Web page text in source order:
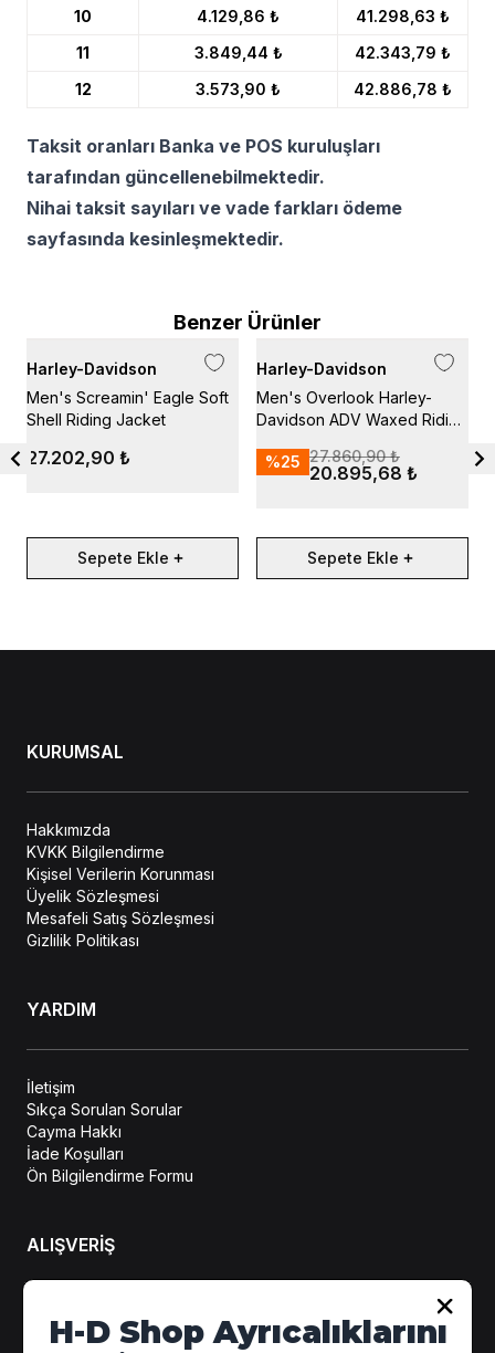
10
4.129,86 ₺
41.298,63 ₺
11
3.849,44 ₺
42.343,79 ₺
12
3.573,90 ₺ 42.886,78 ₺
Taksit oranları Banka ve POS kuruluşları
tarafından güncellenebilmektedir.
Nihai taksit sayıları ve vade farkları ödeme
sayfasında kesinleşmektedir.
Benzer Ürünler
Harley-Davidson
Men's Screamin' Eagle Soft
Shell Riding Jacket
27.202,90 ₺
Sepete Ekle
Harley-Davidson
Men's Overlook Harley-
Davidson ADV Waxed Riding
%25 27.860,90 ₺
20.895,68 ₺
Sepete Ekle
KURUMSAL
Hakkımızda
KVKK Bilgilendirme
Kişisel Verilerin Korunması
Üyelik Sözleşmesi
Mesafeli Satış Sözleşmesi
Gizlilik Politikası
YARDIM
İletişim
Sıkça Sorulan Sorular
Cayma Hakkı
İade Koşulları
Ön Bilgilendirme Formu
ALIŞVERİŞ
Hesabım
Sipariş Takip
H-D Shop Ayrıcalıklarını